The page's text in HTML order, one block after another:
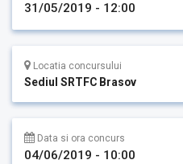
31/05/2019 - 12:00
Locatia concursului
Sediul SRTFC Brasov
Data si ora concurs
04/06/2019 - 10:00